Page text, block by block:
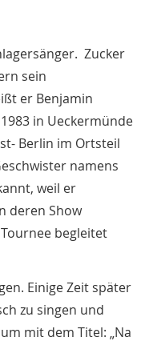
Zucker
sein
er Benjamin
in Ueckermünde
Berlin im Ortsteil
namens
weil er
deren Show
begleitet
Einige Zeit später
zu singen und
mit dem Titel: „Na